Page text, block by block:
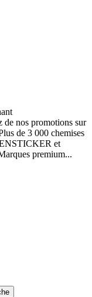
de nos promotions sur
de 3 000 chemises
et
premium...